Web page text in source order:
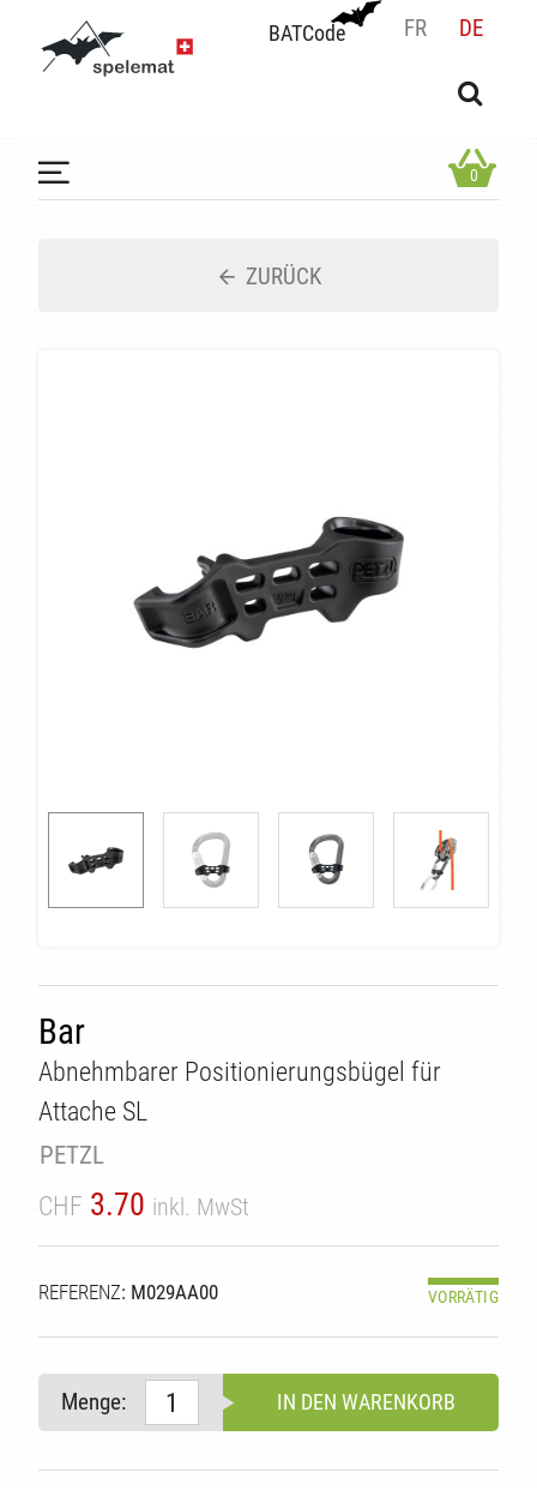
BATCode FR DE
BATCode
OK
0
ZURÜCK
Bar
Abnehmbarer Positionierungsbügel für
Attache SL
PETZL
CHF 3.70 inkl. MwSt
REFERENZ: M029AA00 VORRÄTIG
Menge: IN DEN WARENKORB